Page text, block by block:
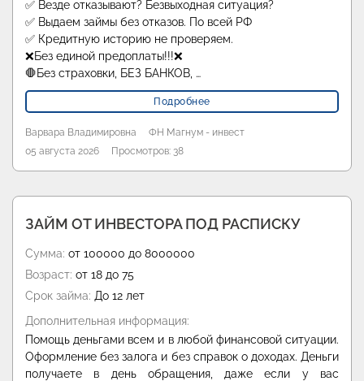
✅ Везде отказывают? Безвыходная ситуация?
✅ Выдаем займы без отказов. По всей РФ
✅ Кредитную историю не проверяем.
❌Без единой предоплаты!!!❌
🛑Без страховки, БЕЗ БАНКОВ, …
Подробнее
Варвара Владимировна
ФН Магнум - инвест
05 августа 2026
Просмотров: 38
ЗАЙМ ОТ ИНВЕСТОРА ПОД РАСПИСКУ
Сумма: от 100000 до 8000000
Возраст: от 18 до 75
Срок займа: До 12 лет
Дополнительная информация:
Помощь деньгами всем и в любой финансовой ситуации.
Оформление без залога и без справок о доходах. Деньги
получаете в день обращения, даже если у вас